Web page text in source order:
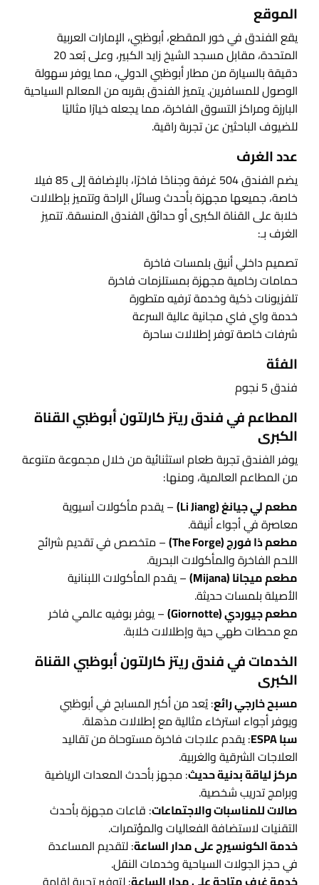
الموقع
يقع الفندق في خور المقطع، أبوظبي، الإمارات العربية
المتحدة، مقابل مسجد الشيخ زايد الكبير، وعلى بُعد 20
دقيقة بالسيارة من مطار أبوظبي الدولي، مما يوفر سهولة
الوصول للمسافرين. يتميز الفندق بقربه من المعالم السياحية
البارزة ومراكز التسوق الفاخرة، مما يجعله خيارًا مثاليًا
للضيوف الباحثين عن تجربة راقية.
عدد الغرف
يضم الفندق 504 غرفة وجناحًا فاخرًا، بالإضافة إلى 85 فيلا
خاصة، جميعها مجهزة بأحدث وسائل الراحة وتتميز بإطلالات
خلابة على القناة الكبرى أو حدائق الفندق المنسقة. تتميز
الغرف بـ:
تصميم داخلي أنيق بلمسات فاخرة
حمامات رخامية مجهزة بمستلزمات فاخرة
تلفزيونات ذكية وخدمة ترفيه متطورة
خدمة واي فاي مجانية عالية السرعة
شرفات خاصة توفر إطلالات ساحرة
الفئة
فندق 5 نجوم
المطاعم في فندق ريتز كارلتون أبوظبي القناة
الكبرى
يوفر الفندق تجربة طعام استثنائية من خلال مجموعة متنوعة
من المطاعم العالمية، ومنها:
مطعم لي جيانغ (Li Jiang)
– يقدم مأكولات آسيوية
معاصرة في أجواء أنيقة.
مطعم ذا فورج (The Forge)
– متخصص في تقديم شرائح
اللحم الفاخرة والمأكولات البحرية.
مطعم ميجانا (Mijana)
– يقدم المأكولات اللبنانية
الأصيلة بلمسات حديثة.
مطعم جيوردي (Giornotte)
– يوفر بوفيه عالمي فاخر
مع محطات طهي حية وإطلالات خلابة.
الخدمات في فندق ريتز كارلتون أبوظبي القناة
الكبرى
مسبح خارجي رائع: يُعد من أكبر المسابح في أبوظبي
ويوفر أجواء استرخاء مثالية مع إطلالات مذهلة.
سبا ESPA
: يقدم علاجات فاخرة مستوحاة من تقاليد
العلاجات الشرقية والغربية.
مركز لياقة بدنية حديث: مجهز بأحدث المعدات الرياضية
وبرامج تدريب شخصية.
صالات للمناسبات والاجتماعات: قاعات مجهزة بأحدث
التقنيات لاستضافة الفعاليات والمؤتمرات.
خدمة الكونسيرج على مدار الساعة: لتقديم المساعدة
في حجز الجولات السياحية وخدمات النقل.